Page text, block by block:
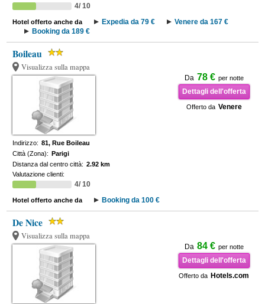
4/ 10
Hotel offerto anche da Expedia da 79 €
Venere da 167 €
Booking da 189 €
Boileau
Visualizza sulla mappa
Da 78 € per notte
Dettagli dell'offerta
Offerto da Venere
Indirizzo: 81, Rue Boileau
Città (Zona): Parigi
Distanza dal centro città: 2.92 km
Valutazione clienti:
4/ 10
Hotel offerto anche da Booking da 100 €
De Nice
Visualizza sulla mappa
Da 84 € per notte
Dettagli dell'offerta
Offerto da Hotels.com